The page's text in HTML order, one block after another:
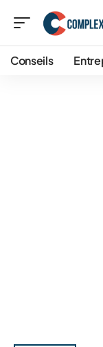
Conseils